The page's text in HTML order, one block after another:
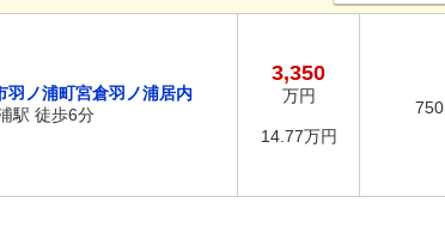
羽ノ浦町宮倉羽ノ浦居内
駅 徒歩6分
3,350
万円
14.77万円